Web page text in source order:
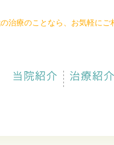
治療のことなら、お気軽にご
042-